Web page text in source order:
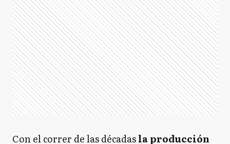
Con el correr de las décadasla producción